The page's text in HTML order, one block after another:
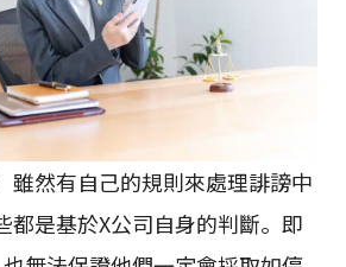
然有自己的規則來處理誹謗中
都是基於X公司自身的判斷。即